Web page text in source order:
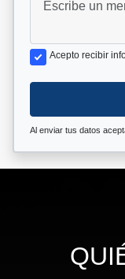
Acepto recibir
Al enviar tus datos